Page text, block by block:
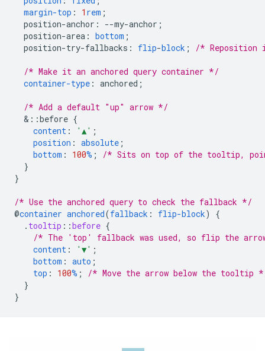
margin-top : 1 rem ;
position-anchor : --my-anchor ;
position-area : bottom ;
position-try-fallbacks : flip-block ; /*
/* Make it an anchored query container */
container-type : anchored ;
/* Add a default "up" arrow */
& ::before {
content : '▲' ;
position : absolute ;
bottom : 100% ;
/* Sits on top of the tooltip,
}
}
/* Use the anchored query to check the fallback */
@container anchored(fallback : flip-block)
{
. tooltip ::before {
/* The 'top' fallback was used, so flip the
content : '▼' ;
bottom : auto ;
top : 100% ;
/* Move the arrow below the tooltip
}
}